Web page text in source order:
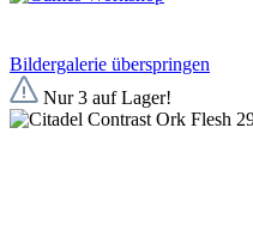
Bildergalerie überspringen
Nur 3 auf Lager!